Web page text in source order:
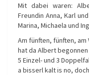
Mit dabei waren:
Freundin Anna, Karl
Marina, Michaela und
Am fünften, fünften, am
hat da Albert begonnen
5 Einzel- und 3
a bisserl kalt is no,